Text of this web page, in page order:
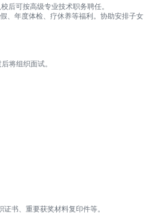
后可按高级专业技术职务聘任。
、年度体检、疗休养等福利。协助安排子女
将组织面试。
书、重要获奖材料复印件等。